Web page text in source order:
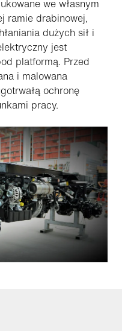
we własnym
ramie drabinowej,
dużych sił i
jest
platformą. Przed
i malowana
ochronę
pracy.